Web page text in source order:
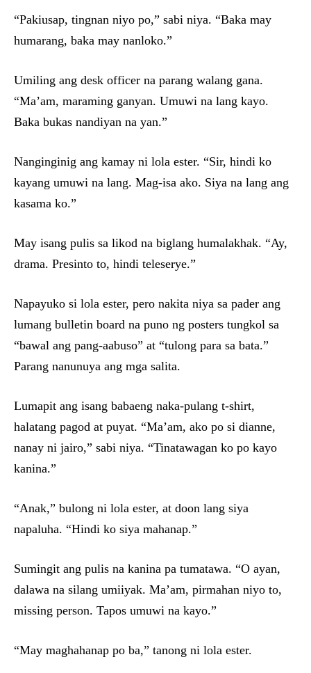
“Pakiusap, tingnan niyo po,” sabi niya. “Baka may
humarang, baka may nanloko.”
Umiling ang desk officer na parang walang gana.
“Ma’am, maraming ganyan. Umuwi na lang kayo.
Baka bukas nandiyan na yan.”
Nanginginig ang kamay ni lola ester. “Sir, hindi ko
kayang umuwi na lang. Mag-isa ako. Siya na lang ang
kasama ko.”
May isang pulis sa likod na biglang humalakhak. “Ay,
drama. Presinto to, hindi teleserye.”
Napayuko si lola ester, pero nakita niya sa pader ang
lumang bulletin board na puno ng posters tungkol sa
“bawal ang pang-aabuso” at “tulong para sa bata.”
Parang nanunuya ang mga salita.
Lumapit ang isang babaeng naka-pulang t-shirt,
halatang pagod at puyat. “Ma’am, ako po si dianne,
nanay ni jairo,” sabi niya. “Tinatawagan ko po kayo
kanina.”
“Anak,” bulong ni lola ester, at doon lang siya
napaluha. “Hindi ko siya mahanap.”
Sumingit ang pulis na kanina pa tumatawa. “O ayan,
dalawa na silang umiiyak. Ma’am, pirmahan niyo to,
missing person. Tapos umuwi na kayo.”
“May maghahanap po ba,” tanong ni lola ester.